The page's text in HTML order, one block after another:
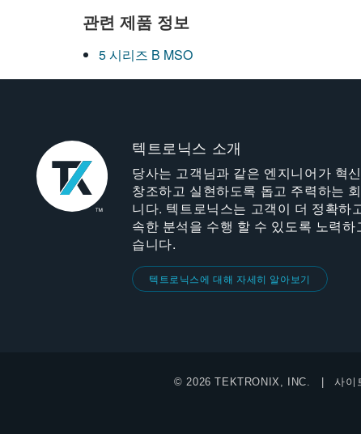
관련 제품 정보
5 시리즈 B MSO
텍트로닉스 소개
당사는 고객님과 같은 엔지니어가 혁
창조하고 실현하도록 돕고 주력하는
니다. 텍트로닉스는 고객이 더 정확하
속한 분석을 수행 할 수 있도록 노력하
습니다.
텍트로닉스에 대해 자세히 알아보기
© 2026 TEKTRONIX, INC. 사이